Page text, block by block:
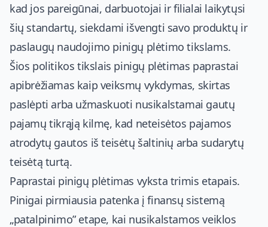
kad jos pareigūnai, darbuotojai ir filialai laikytųsi
šių standartų, siekdami išvengti savo produktų ir
paslaugų naudojimo pinigų plėtimo tikslams.
Šios politikos tikslais pinigų plėtimas paprastai
apibrėžiamas kaip veiksmų vykdymas, skirtas
paslėpti arba užmaskuoti nusikalstamai gautų
pajamų tikrąją kilmę, kad neteisėtos pajamos
atrodytų gautos iš teisėtų šaltinių arba sudarytų
teisėtą turtą.
Paprastai pinigų plėtimas vyksta trimis etapais.
Pinigai pirmiausia patenka į finansų sistemą
„patalpinimo” etape, kai nusikalstamos veiklos